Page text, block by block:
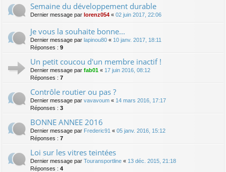
Semaine du développement durable
Dernier message par lorenz054 « 02 juin 2017, 22:06
Je vous la souhaite bonne...
Dernier message par lapinou80 « 10 janv. 2017, 18:11
Réponses : 9
Un petit coucou d'un membre inactif !
Dernier message par fab01 « 17 juin 2016, 08:12
Réponses : 7
Contrôle routier ou pas ?
Dernier message par vavavoum « 14 mars 2016, 17:17
Réponses : 3
BONNE ANNEE 2016
Dernier message par Frederic91 « 05 janv. 2016, 15:12
Réponses : 7
Loi sur les vitres teintées
Dernier message par Touransportline « 13 déc. 2015, 21:18
Réponses : 4